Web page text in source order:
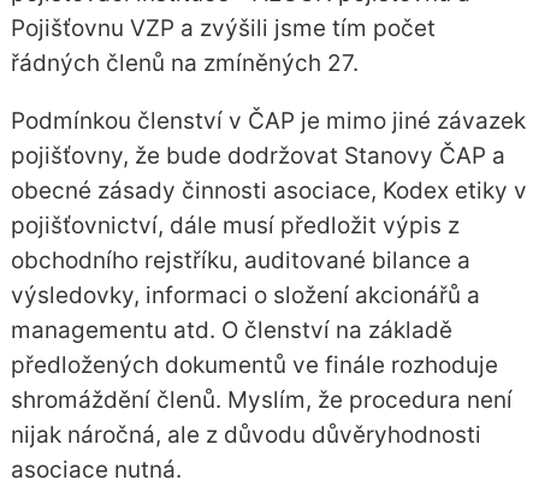
Pojišťovnu VZP a zvýšili jsme tím počet
řádných členů na zmíněných 27.
Podmínkou členství v ČAP je mimo jiné závazek
pojišťovny, že bude dodržovat Stanovy ČAP a
obecné zásady činnosti asociace, Kodex etiky v
pojišťovnictví, dále musí předložit výpis z
obchodního rejstříku, auditované bilance a
výsledovky, informaci o složení akcionářů a
managementu atd. O členství na základě
předložených dokumentů ve finále rozhoduje
shromáždění členů. Myslím, že procedura není
nijak náročná, ale z důvodu důvěryhodnosti
asociace nutná.